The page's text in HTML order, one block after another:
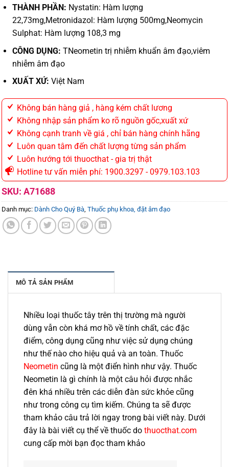
THÀNH PHẦN: Nystatin: Hàm lượng
22,73mg,Metronidazol: Hàm lượng 500mg,Neomycin
Sulphat: Hàm lượng 108,3 mg
CÔNG DỤNG: TNeometin trị nhiễm khuẩn âm đạo,viêm
nhiễm âm đạo
XUẤT XỨ: Việt Nam
Không bán hàng giả , hàng kém chất lương
Không nhập sản phẩm ko rõ nguồn gốc,xuất xứ
Không cạnh tranh về giá , chỉ bán hàng chính hãng
Luôn quan tâm đến chất lượng từng sản phẩm
Luôn hướng tới thuocthat - gia trị thật
Hotline tư vấn miễn phí: 1900.3297 - 0979.103.103
SKU: A71688
Danh mục: Dành Cho Quý Bà, Thuốc phụ khoa, đặt âm đạo
MÔ TẢ SẢN PHẨM
Nhiều loại thuốc tây trên thị trường mà người
dùng vẫn còn khá mơ hồ về tính chất, các đặc
điểm, công dụng cũng như việc sử dụng chúng
như thế nào cho hiệu quả và an toàn. Thuốc
Neometin cũng là một điển hình như vậy. Thuốc
Neometin là gì chính là một câu hỏi được nhắc
đên khá nhiều trên các diễn đàn sức khỏe cũng
như trong công cụ tìm kiếm. Chúng ta sẽ được
tham khảo câu trả lời ngay trong bài viết này. Dưới
đây là bài viết cụ thể về thuốc do thuocthat.com
cung cấp mời bạn đọc tham khảo